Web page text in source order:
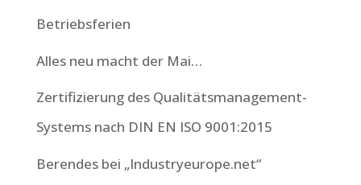
Betriebsferien
Alles neu macht der Mai…
Zertifizierung des Qualitätsmanagement-
Systems nach DIN EN ISO 9001:2015
Berendes bei „Industryeurope.net“